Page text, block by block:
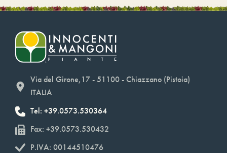
Via del Girone,17 - 51100 - Chiazzano (Pistoia)
ITALIA
Tel: +39.0573.530364
Fax: +39.0573.530432
P.IVA: 00144510476